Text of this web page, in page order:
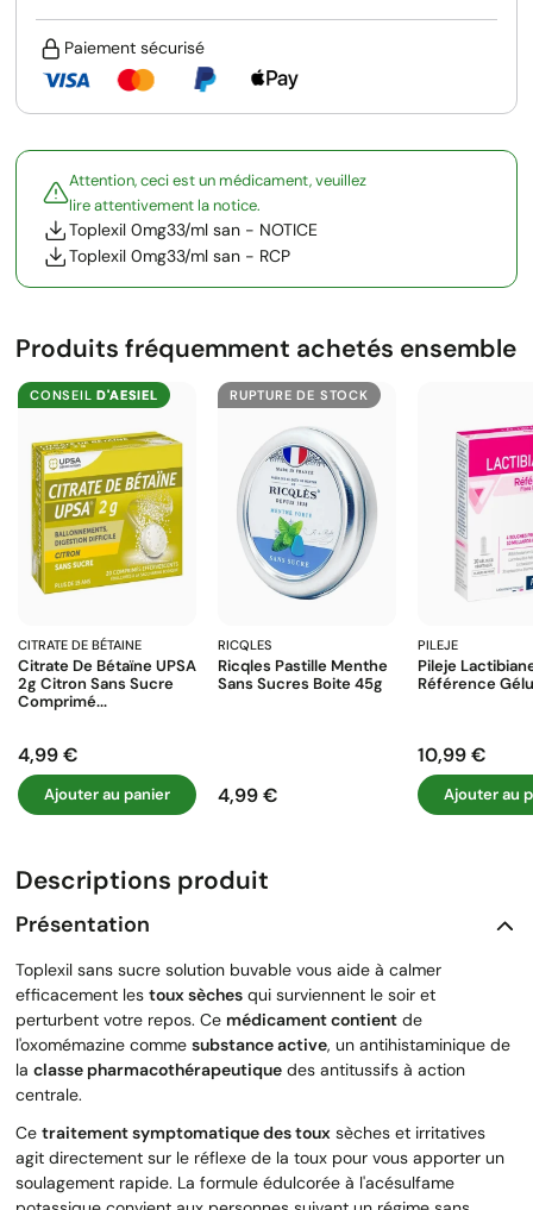
Paiement sécurisé
Attention, ceci est un médicament, veuillez
lire attentivement la notice.
Toplexil 0mg33/ml san - NOTICE
Toplexil 0mg33/ml san - RCP
Produits fréquemment achetés ensemble
CONSEILD'AESIEL
CITRATE DE BÉTAINE
Citrate De Bétaïne UPSA
2g Citron Sans Sucre
Comprimé...
Prix
4,99 €
Ajouter au panier
RUPTURE DE STOCK
RICQLES
Ricqles Pastille Menthe
Sans Sucres Boite 45g
Prix
4,99 €
PILEJE
Pileje
Référence
Prix
10,99 €
Ajouter au
Descriptions produit
Présentation
Toplexil sans sucre solution buvable vous aide à calmer
efficacement les toux sèches qui surviennent le soir et
perturbent votre repos. Ce médicament contient de
l'oxomémazine comme substance active, un antihistaminique de
la classe pharmacothérapeutique des antitussifs à action
centrale.
Ce traitement symptomatique des toux sèches et irritatives
agit directement sur le réflexe de la toux pour vous apporter un
soulagement rapide. La formule édulcorée à l'acésulfame